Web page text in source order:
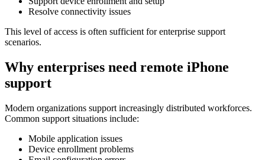
Resolve connectivity issues
This level of access is often sufficient for enterprise support
scenarios.
Why enterprises need remote iPhone
support
Modern organizations support increasingly distributed workforces.
Common support situations include:
Mobile application issues
Device enrollment problems